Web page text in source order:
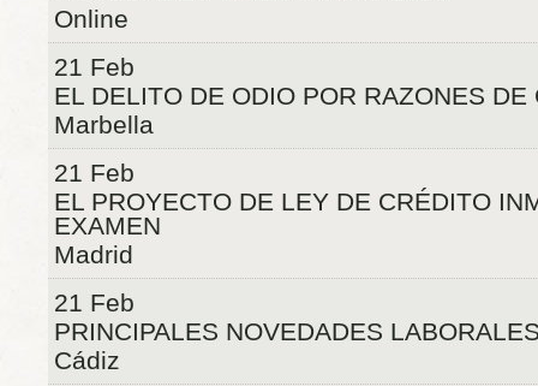
Online
21 Feb
EL DELITO DE ODIO POR RAZONES DE
Marbella
21 Feb
EL PROYECTO DE LEY DE CRÉDITO
EXAMEN
Madrid
21 Feb
PRINCIPALES NOVEDADES
Cádiz